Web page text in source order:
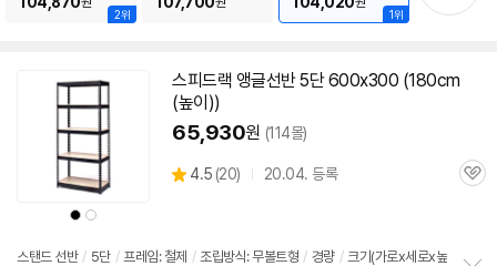
2위 1위
상
품
상
상
품
상
스피드랙 앵글선반5단600x300 (180cm
(높이))
65,930원 (114몰)
별
4.5 (상
뷰
20) 20.04. 등록
관
스탠드 선반 / 5단 / 프레임: 철제 / 조립방식: 무볼트형 / 경량 / 크기(가로x세로x높